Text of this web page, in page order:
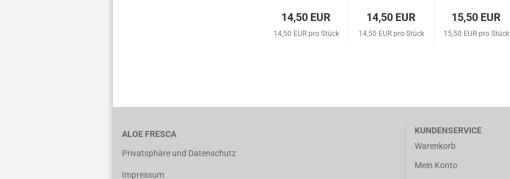
14,50 EUR
14,50 EUR pro Stück
14,50 EUR
14,50 EUR pro Stück
15,50 EUR
15,50 EUR pro Stück
ALOE FRESCA
Privatsphäre und Datenschutz
Impressum
KUNDENSERVICE
Warenkorb
Mein Konto